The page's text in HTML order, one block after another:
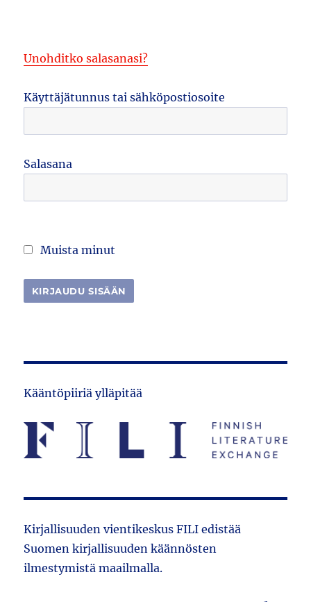
Unohditko salasanasi?
Käyttäjätunnus tai sähköpostiosoite
Salasana
Muista minut
Kääntöpiiriä ylläpitää
Kirjallisuuden vientikeskus FILI edistää
Suomen kirjallisuuden käännösten
ilmestymistä maailmalla.